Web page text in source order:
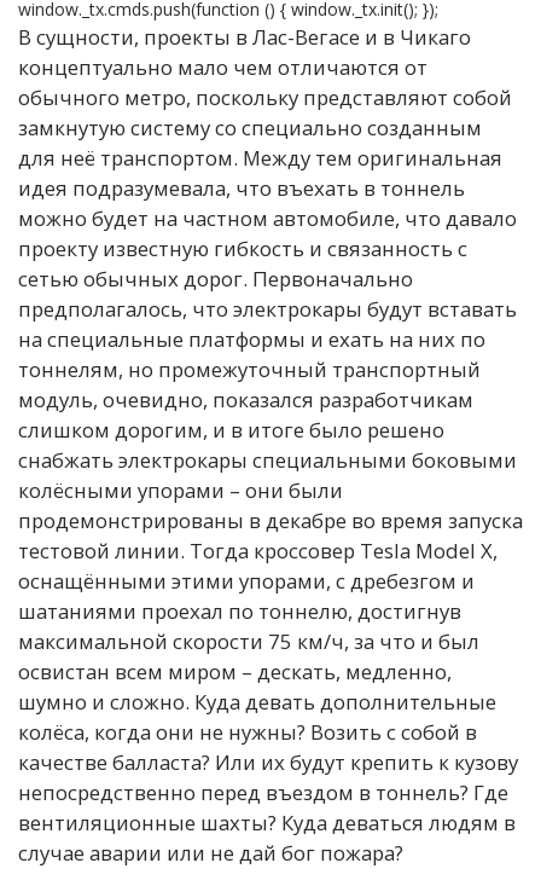
window._tx.cmds.push(function () { window._tx.init(); });
В сущности, проекты в Лас-Вегасе и в Чикаго
концептуально мало чем отличаются от
обычного метро, поскольку представляют собой
замкнутую систему со специально созданным
для неё транспортом. Между тем оригинальная
идея подразумевала, что въехать в тоннель
можно будет на частном автомобиле, что давало
проекту известную гибкость и связанность с
сетью обычных дорог. Первоначально
предполагалось, что электрокары будут вставать
на специальные платформы и ехать на них по
тоннелям, но промежуточный транспортный
модуль, очевидно, показался разработчикам
слишком дорогим, и в итоге было решено
снабжать электрокары специальными боковыми
колёсными упорами – они были
продемонстрированы в декабре во время запуска
тестовой линии. Тогда кроссовер Tesla Model X,
оснащёнными этими упорами, с дребезгом и
шатаниями проехал по тоннелю, достигнув
максимальной скорости 75 км/ч, за что и был
освистан всем миром – дескать, медленно,
шумно и сложно. Куда девать дополнительные
колёса, когда они не нужны? Возить с собой в
качестве балласта? Или их будут крепить к кузову
непосредственно перед въездом в тоннель? Где
вентиляционные шахты? Куда деваться людям в
случае аварии или не дай бог пожара?